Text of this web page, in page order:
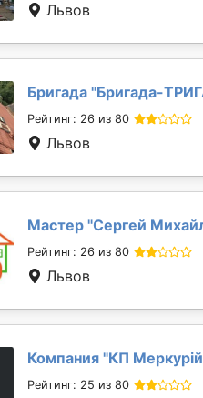
Львов
Бригада "Бригада-
Рейтинг: 26 из 80
Львов
Мастер "Сергей
Рейтинг: 26 из 80
Львов
Компания "КП Меркурій
Рейтинг: 25 из 80